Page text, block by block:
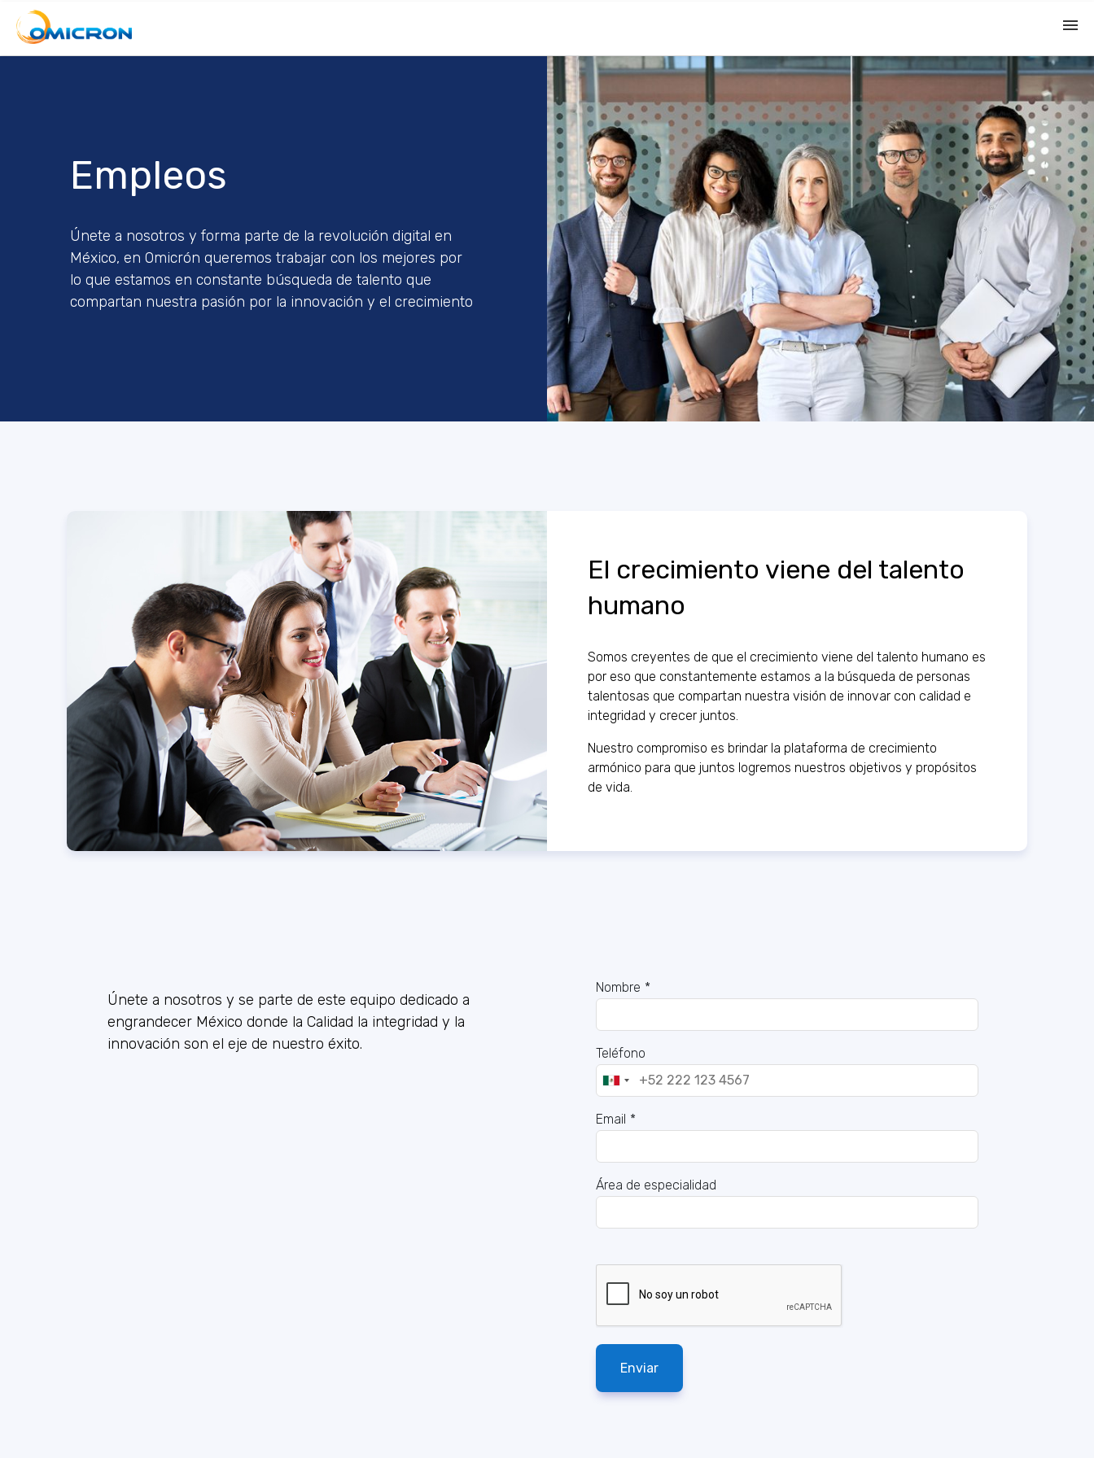
Soluciones medios de pago
Venta, renta y reparación
Recuperación de pagarés
Contáctame
Empleos
Únete a nosotros y forma parte de la revolución digital en
México, en Omicrón queremos trabajar con los mejores por
lo que estamos en constante búsqueda de talento que
compartan nuestra pasión por la innovación y el crecimiento
El crecimiento viene del talento
humano
Somos creyentes de que el crecimiento viene del talento humano es
por eso que constantemente estamos a la búsqueda de personas
talentosas que compartan nuestra visión de innovar con calidad e
integridad y crecer juntos.
Nuestro compromiso es brindar la plataforma de crecimiento
armónico para que juntos logremos nuestros objetivos y propósitos
de vida.
Únete a nosotros y se parte de este equipo dedicado a
engrandecer México donde la Calidad la integridad y la
innovación son el eje de nuestro éxito.
Nombre *
Teléfono
Email *
Área de especialidad
Enviar